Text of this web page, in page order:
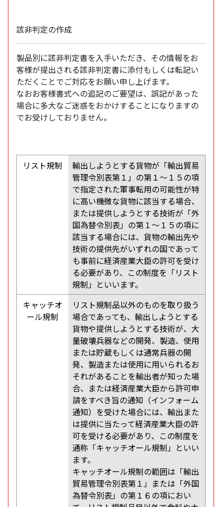
該非判定の作成
製品別に該非判定書を入手いただき、その情報をお
客様が提出される該非判定書に添付もしくは転記い
ただくことでご対応をお願い申し上げます。
なおお客様書式への追記のご要望は、誤記があった
場合に多大なご迷惑をおかけすることになりますの
でお受けしておりません。
リスト規制
輸出しようとする貨物が「輸出貿易
管理令別表第１」の第１～１５の項
で指定された軍事転用の可能性が特
に高い機微な貨物に該当する場合、
または提供しようとする技術が「外
国為替令別表」の第１～１５の項に
該当する場合には、貨物の輸出先や
技術の提供先がいずれの国であって
も事前に経済産業大臣の許可を受け
る必要があり、この制度を「リスト
規制」といいます。
キャッチオ
ール規制
リスト規制品以外のものを取り扱う
場合であっても、輸出しようとする
貨物や提供しようとする技術が、大
量破壊兵器などの開発、製造、使用
または貯蔵もしくは通常兵器の開
発、製造または使用に用いられるお
それがあることを輸出者が知った場
合、または経済産業大臣から許可申
請をすべき旨の通知（インフォーム
通知）を受けた場合には、輸出また
は提供に当たって経済産業大臣の許
可を受ける必要があり、この制度を
通称「キャッチオール規制」といい
ます。
キャッチオール規制の範囲は「輸出
貿易管理令別表第１」または「外国
為替令別表」の第１６の項におい